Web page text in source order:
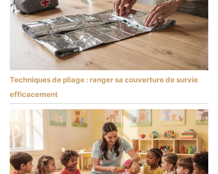
Techniques de pliage : ranger sa couverture de survie
efficacement